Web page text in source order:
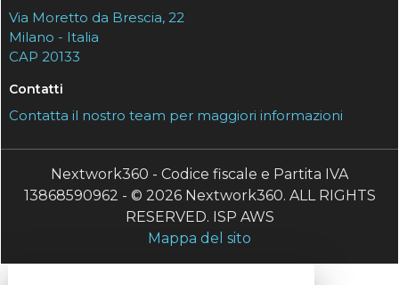
Via Moretto da Brescia, 22
Milano - Italia
CAP 20133
Contatti
Contatta il nostro team per maggiori informazioni
Nextwork360 - Codice fiscale e Partita IVA
13868590962 - © 2026 Nextwork360. ALL RIGHTS
RESERVED. ISP AWS
Mappa del sito